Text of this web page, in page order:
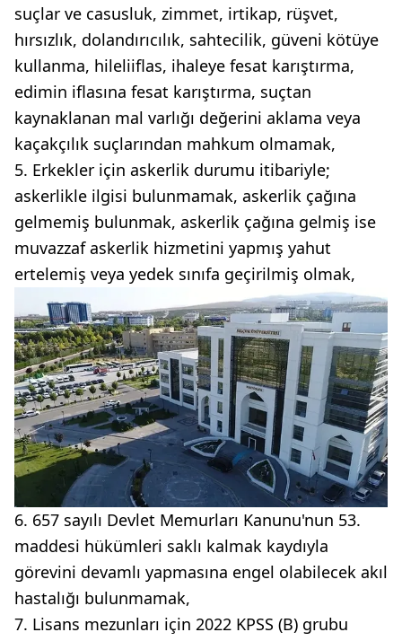
suçlar ve casusluk, zimmet, irtikap, rüşvet,
hırsızlık, dolandırıcılık, sahtecilik, güveni kötüye
kullanma, hileliiflas, ihaleye fesat karıştırma,
edimin iflasına fesat karıştırma, suçtan
kaynaklanan mal varlığı değerini aklama veya
kaçakçılık suçlarından mahkum olmamak,
5. Erkekler için askerlik durumu itibariyle;
askerlikle ilgisi bulunmamak, askerlik çağına
gelmemiş bulunmak, askerlik çağına gelmiş ise
muvazzaf askerlik hizmetini yapmış yahut
ertelemiş veya yedek sınıfa geçirilmiş olmak,
6. 657 sayılı Devlet Memurları Kanunu'nun 53.
maddesi hükümleri saklı kalmak kaydıyla
görevini devamlı yapmasına engel olabilecek akıl
hastalığı bulunmamak,
7. Lisans mezunları için 2022 KPSS (B) grubu